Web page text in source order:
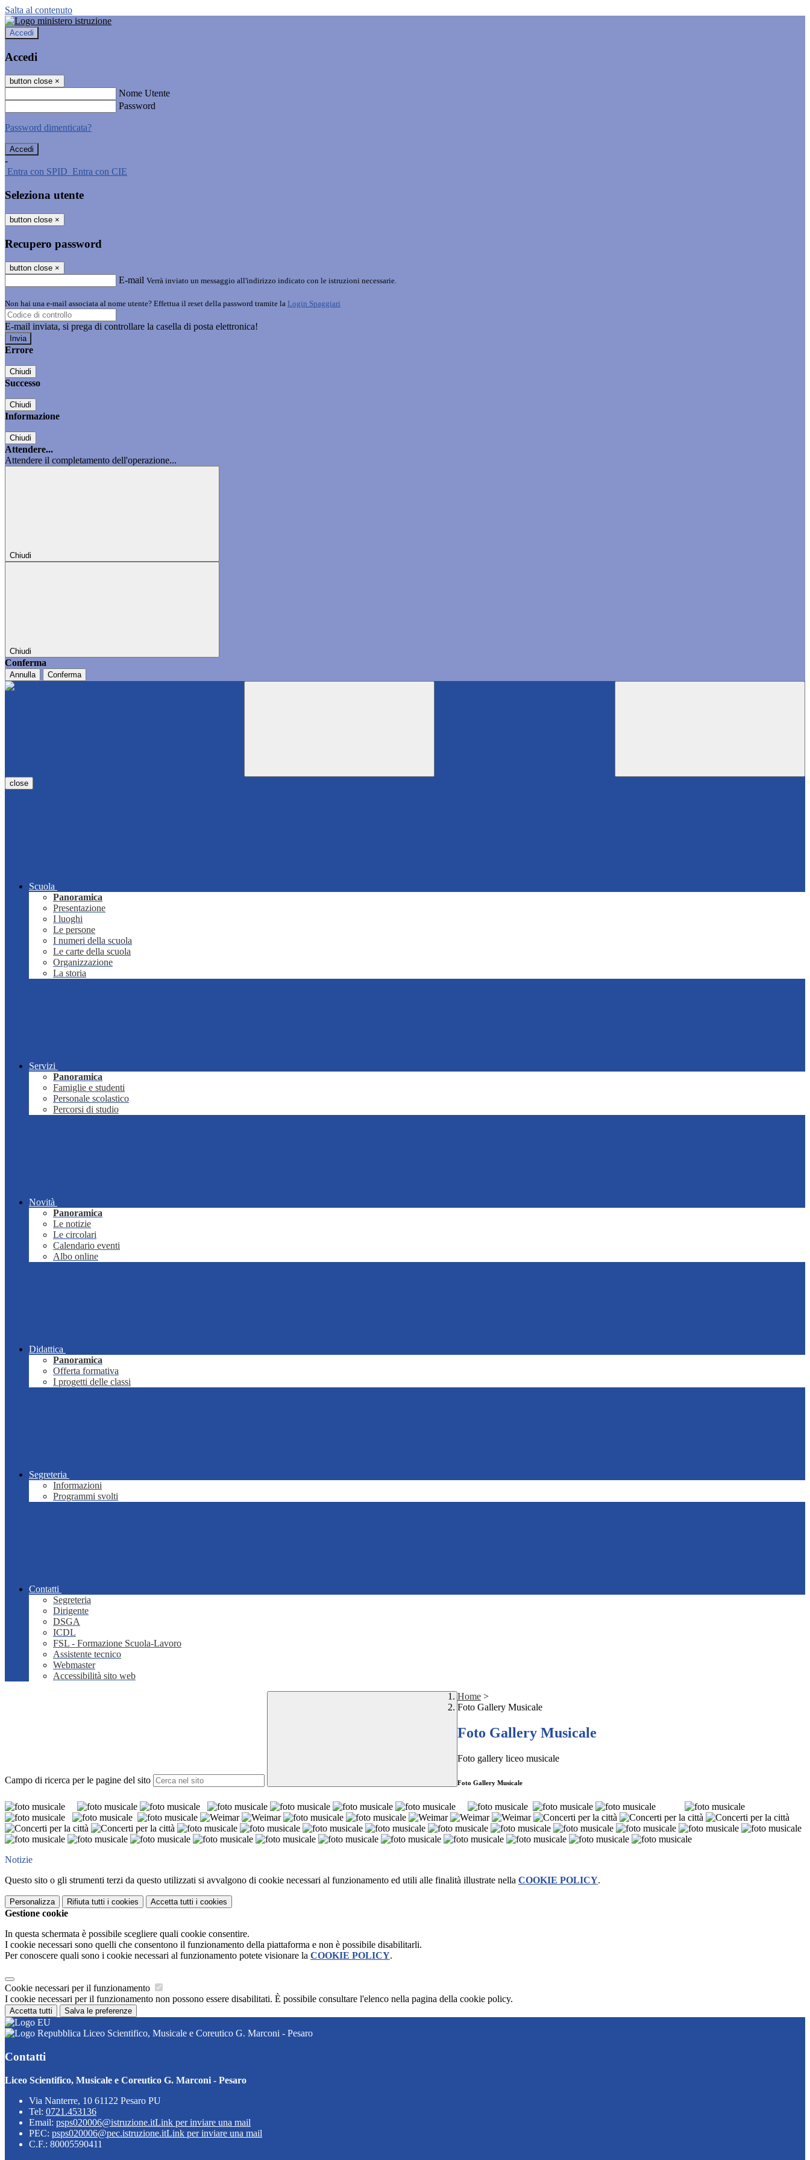
Salta al contenuto
Accedi
Accedi
button close ×
Nome Utente
Password
Password dimenticata?
-
Entra con SPID Entra con CIE
Seleziona utente
button close ×
Recupero password
button close ×
E-mail Verrà inviato un messaggio all'indirizzo indicato con le istruzioni necessarie.
Non hai una e-mail associata al nome utente? Effettua il reset della password tramite la Login Spaggiari
E-mail inviata, si prega di controllare la casella di posta elettronica!
Errore
Chiudi
Successo
Chiudi
Informazione
Chiudi
Attendere...
Attendere il completamento dell'operazione...
Chiudi
Chiudi
Conferma
Annulla Conferma
close
Scuola
Panoramica
Presentazione
I luoghi
Le persone
I numeri della scuola
Le carte della scuola
Organizzazione
La storia
Servizi
Panoramica
Famiglie e studenti
Personale scolastico
Percorsi di studio
Novità
Panoramica
Le notizie
Le circolari
Calendario eventi
Albo online
Didattica
Panoramica
Offerta formativa
I progetti delle classi
Segreteria
Informazioni
Programmi svolti
Contatti
Segreteria
Dirigente
DSGA
ICDL
FSL - Formazione Scuola-Lavoro
Assistente tecnico
Webmaster
Accessibilità sito web
Campo di ricerca per le pagine del sito
Home >
Foto Gallery Musicale
Foto Gallery Musicale
Foto gallery liceo musicale
Foto Gallery Musicale
Notizie
Questo sito o gli strumenti terzi da questo utilizzati si avvalgono di cookie necessari al funzionamento ed utili alle finalità illustrate nella COOKIE POLICY.
Personalizza Rifiuta tutti i cookies Accetta tutti i cookies
Gestione cookie
In questa schermata è possibile scegliere quali cookie consentire.
I cookie necessari sono quelli che consentono il funzionamento della piattaforma e non è possibile disabilitarli.
Per conoscere quali sono i cookie necessari al funzionamento potete visionare la COOKIE POLICY.
Cookie necessari per il funzionamento
I cookie necessari per il funzionamento non possono essere disabilitati. È possibile consultare l'elenco nella pagina della cookie policy.
Accetta tutti Salva le preferenze
Liceo Scientifico, Musicale e Coreutico G. Marconi - Pesaro
Contatti
Liceo Scientifico, Musicale e Coreutico G. Marconi - Pesaro
Via Nanterre, 10 61122 Pesaro PU
Tel: 0721.453136
Email: psps020006@istruzione.itLink per inviare una mail
PEC: psps020006@pec.istruzione.itLink per inviare una mail
C.F.: 80005590411